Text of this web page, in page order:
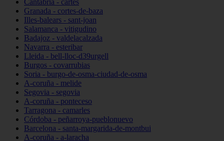
Cantabria - cartes
Granada - cortes-de-baza
Illes-balears - sant-joan
Salamanca - vitigudino
Badajoz - valdelacalzada
Navarra - esteribar
Lleida - bell-lloc-d39urgell
Burgos - covarrubias
Soria - burgo-de-osma-ciudad-de-osma
A-coruña - melide
Segovia - segovia
A-coruña - ponteceso
Tarragona - camarles
Córdoba - peñarroya-pueblonuevo
Barcelona - santa-margarida-de-montbui
A-coruña - a-laracha